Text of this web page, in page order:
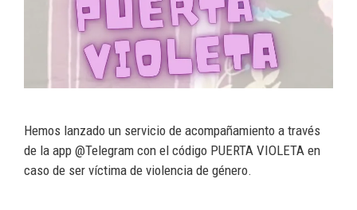
Hemos lanzado un servicio de acompañamiento a través
de la app @Telegram con el código PUERTA VIOLETA en
caso de ser víctima de violencia de género.